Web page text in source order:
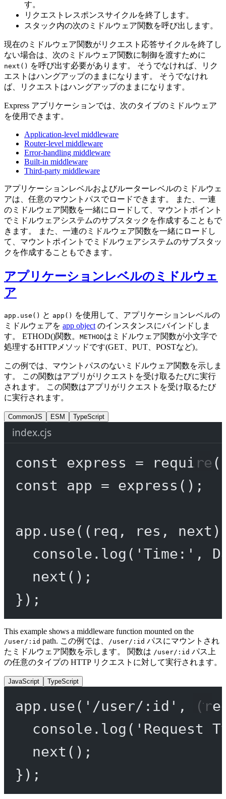
す。
リクエストレスポンスサイクルを終了します。
スタック内の次のミドルウェア関数を呼び出します。
現在のミドルウェア関数がリクエスト応答サイクルを終了し
ない場合は、次のミドルウェア関数に制御を渡すために
next() を呼び出す必要があります。 そうでなければ、リク
エストはハングアップのままになります。 そうでなけれ
ば、リクエストはハングアップのままになります。
Express アプリケーションでは、次のタイプのミドルウェア
を使用できます。
Application-level middleware
Router-level middleware
Error-handling middleware
Built-in middleware
Third-party middleware
アプリケーションレベルおよびルーターレベルのミドルウェ
アは、任意のマウントパスでロードできます。 また、一連
のミドルウェア関数を一緒にロードして、マウントポイント
でミドルウェアシステムのサブスタックを作成することもで
きます。 また、一連のミドルウェア関数を一緒にロードし
て、マウントポイントでミドルウェアシステムのサブスタッ
クを作成することもできます。
アプリケーションレベルのミドルウェ
ア
app.use() と app() を使用して、アプリケーションレベルの
ミドルウェアを app objectのインスタンスにバインドしま
す。 ETHOD()関数。 METHODはミドルウェア関数が小文字で
処理するHTTPメソッドです(GET、PUT、POSTなど)。
この例では、マウントパスのないミドルウェア関数を示しま
す。 この関数はアプリがリクエストを受け取るたびに実行
されます。 この関数はアプリがリクエストを受け取るたび
に実行されます。
CommonJS ESM TypeScript
index.cjs
const express = require (
const
app = express ();
app. use(( req , res , next
console. log ( 'Time:' ,
next ();
});
This example shows a middleware function mounted on the
/user/:id path. この例では、 /user/:id パスにマウントされ
たミドルウェア関数を示します。 関数は /user/:id パス上
の任意のタイプの HTTP リクエストに対して実行されます。
JavaScript TypeScript
app. use( '/user/:id' , (
console. log ( 'Request
next ();
});